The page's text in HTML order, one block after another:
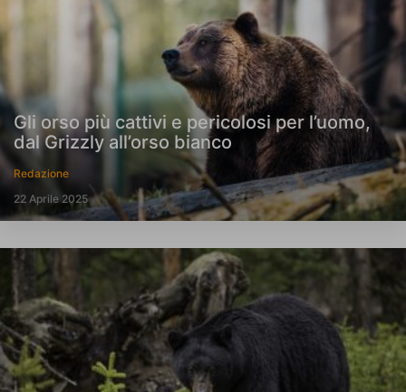
Gli orso più cattivi e pericolosi per l’uomo,
dal Grizzly all’orso bianco
Redazione
22 Aprile 2025